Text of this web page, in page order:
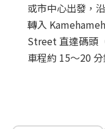
或市中心出發，
轉入
Street 直達碼頭
車程約 15～20 分